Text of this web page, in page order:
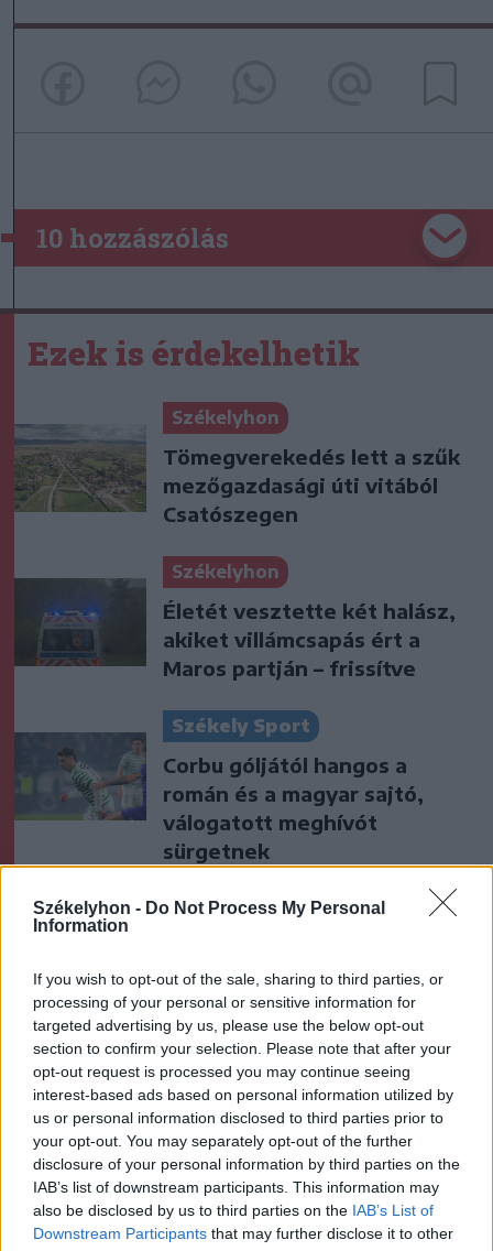
Székelyhon - Do Not Process My Personal
Information
If you wish to opt-out of the sale, sharing to third parties, or
processing of your personal or sensitive information for
targeted advertising by us, please use the below opt-out
section to confirm your selection. Please note that after your
opt-out request is processed you may continue seeing
interest-based ads based on personal information utilized by
us or personal information disclosed to third parties prior to
your opt-out. You may separately opt-out of the further
disclosure of your personal information by third parties on the
IAB’s list of downstream participants. This information may
also be disclosed by us to third parties on the IAB’s List of
Downstream Participants that may further disclose it to other
10 hozzászólás
Ezek is érdekelhetik
Székelyhon
Tömegverekedés lett a szűk
mezőgazdasági úti vitából
Csatószegen
Székelyhon
Életét vesztette két halász,
akiket villámcsapás ért a
Maros partján – frissítve
Székely Sport
Corbu góljától hangos a
román és a magyar sajtó,
válogatott meghívót
sürgetnek
Krónika
Majka ügyvédje a romániai
telefonszámról érkezett
fenyegetés miatt
Székely Sport
Corbu bombagólja döntött,
előnyből várja a visszavágót a
Ferencváros
Nőileg